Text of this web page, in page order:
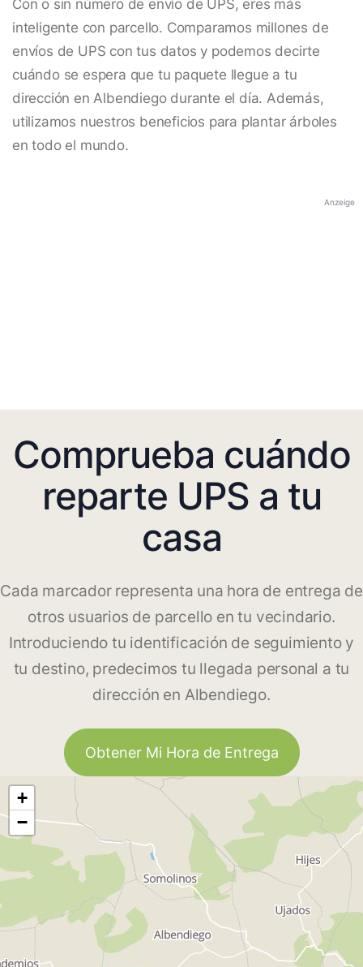
Con o sin número de envío de UPS, eres más
inteligente con parcello. Comparamos millones de
envíos de UPS con tus datos y podemos decirte
cuándo se espera que tu paquete llegue a tu
dirección en Albendiego durante el día. Además,
utilizamos nuestros beneficios para plantar árboles
en todo el mundo.
Anzeige
Comprueba cuándo
reparte UPS a tu
casa
Cada marcador representa una hora de entrega de
otros usuarios de parcello en tu vecindario.
Introduciendo tu identificación de seguimiento y
tu destino, predecimos tu llegada personal a tu
dirección en Albendiego.
Obtener Mi Hora de Entrega
+
−